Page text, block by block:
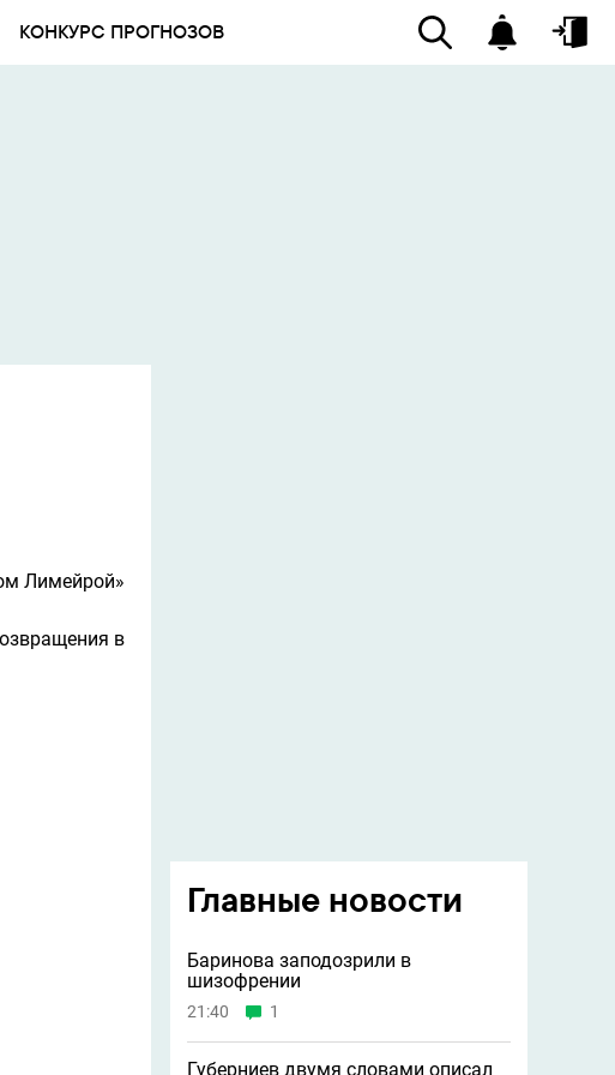
КОНКУРС ПРОГНОЗОВ
Лимейрой»
в
Главные новости
Баринова заподозрили в
шизофрении
21:40 1
Губерниев двумя словами описал